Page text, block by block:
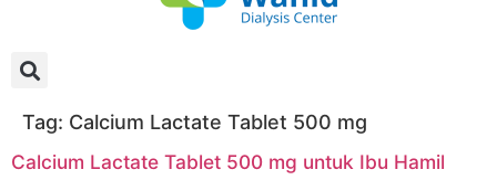
Tag: Calcium Lactate Tablet 500 mg
Calcium Lactate Tablet 500 mg untuk Ibu Hamil